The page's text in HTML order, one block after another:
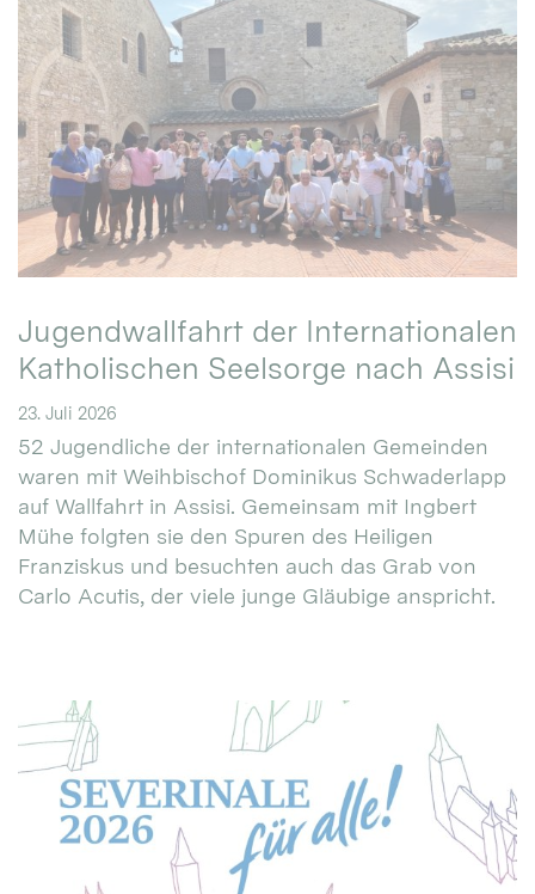
Jugendwallfahrt der Internationalen
Katholischen Seelsorge nach Assisi
23. Juli 2026
52 Jugendliche der internationalen Gemeinden
waren mit Weihbischof Dominikus Schwaderlapp
auf Wallfahrt in Assisi. Gemeinsam mit Ingbert
Mühe folgten sie den Spuren des Heiligen
Franziskus und besuchten auch das Grab von
Carlo Acutis, der viele junge Gläubige anspricht.